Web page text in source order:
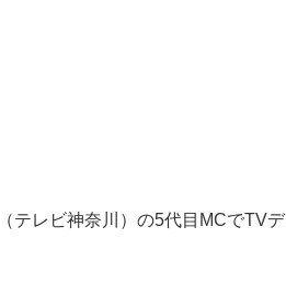
テレビ神奈川）の5代目MCでTVデ